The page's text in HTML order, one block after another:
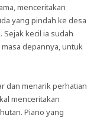
menceritakan
yang pindah ke desa
kecil ia sudah
depannya, untuk
dan menarik perhatian
menceritakan
Piano yang